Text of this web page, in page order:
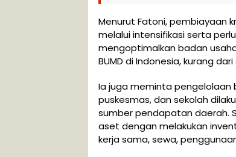
Menurut Fatoni, pembiayaan
melalui intensifikasi serta
mengoptimalkan badan
BUMD di Indonesia, kurang
Ia juga meminta pengelolaan
puskesmas, dan sekolah
sumber pendapatan daerah.
aset dengan melakukan
kerja sama, sewa,